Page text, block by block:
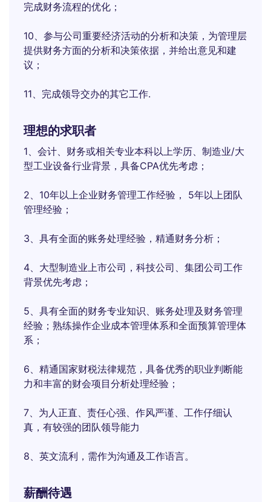
完成财务流程的优化；
10、参与公司重要经济活动的分析和决策，为管理层
提供财务方面的分析和决策依据，并给出意见和建
议；
11、完成领导交办的其它工作.
理想的求职者
1、会计、财务或相关专业本科以上学历、制造业/大
型工业设备行业背景，具备CPA优先考虑；
2、10年以上企业财务管理工作经验， 5年以上团队
管理经验；
3、具有全面的账务处理经验，精通财务分析；
4、大型制造业上市公司，科技公司、集团公司工作
背景优先考虑；
5、具有全面的财务专业知识、账务处理及财务管理
经验；熟练操作企业成本管理体系和全面预算管理体
系；
6、精通国家财税法律规范，具备优秀的职业判断能
力和丰富的财会项目分析处理经验；
7、为人正直、责任心强、作风严谨、工作仔细认
真，有较强的团队领导能力
8、英文流利，需作为沟通及工作语言。
薪酬待遇